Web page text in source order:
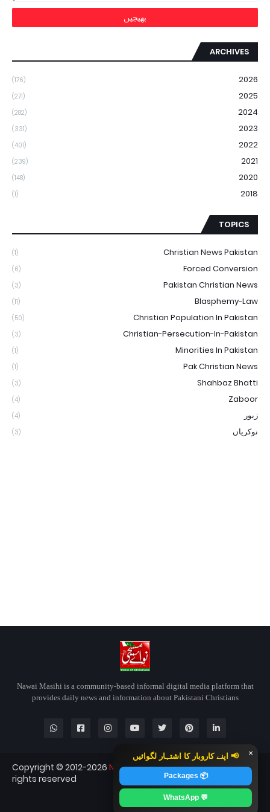
× 📢 اپنے کاروبار کا اشتہار لگوائیں
📦 Packages
💬 WhatsApp
ARCHIVES
2026
(176)
2025
(271)
2024
(282)
2023
(331)
2022
(401)
2021
(239)
2020
(148)
2018
(1)
TOPICS
Christian News Pakistan
(1)
Forced Conversion
(6)
Pakistan Christian News
(3)
Blasphemy-Law
(11)
Christian Population In Pakistan
(50)
Christian-Persecution-In-Pakistan
(3)
Minorities In Pakistan
(1)
Pak Christian News
(1)
Shahbaz Bhatti
(3)
Zaboor
(4)
زبور (4)
نوکریاں (3)
Nawai Masihi is a community-based informal digital media platform that
provides daily news and information about Pakistani Christians
Copyright © 2012-2026 Nawai MasihiNawai Masihi — All
rights reserved
Blogger Templates CopyBloggerThemes.com
Home
About
Contact